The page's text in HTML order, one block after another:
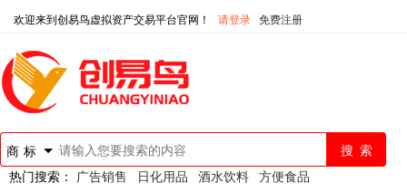
欢迎来到创易鸟虚拟资产交易平台官网！ 请登录 免费注册
商标
热门搜索： 广告销售 日化用品 酒水饮料 方便食品